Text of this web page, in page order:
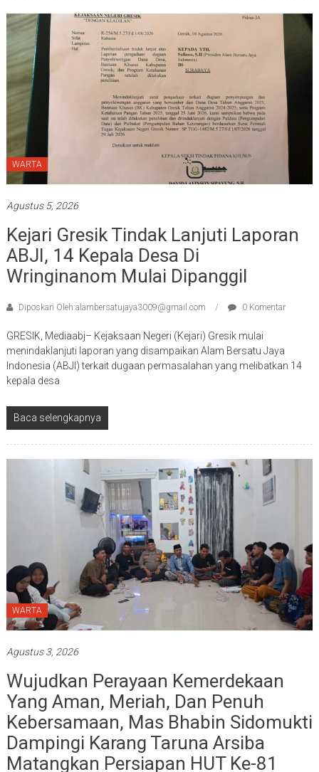
WARTA
Agustus 5, 2026
Kejari Gresik Tindak Lanjuti Laporan
ABJI, 14 Kepala Desa Di
Wringinanom Mulai Dipanggil
Diposkan Oleh:alambersatujaya3009@gmail.com 0 Komentar
GRESIK, Mediaabj– Kejaksaan Negeri (Kejari) Gresik mulai
menindaklanjuti laporan yang disampaikan Alam Bersatu Jaya
Indonesia (ABJI) terkait dugaan permasalahan yang melibatkan 14
kepala desa
Baca selengkapnya
WARTA
Agustus 3, 2026
Wujudkan Perayaan Kemerdekaan
Yang Aman, Meriah, Dan Penuh
Kebersamaan, Mas Bhabin Sidomukti
Dampingi Karang Taruna Arsiba
Matangkan Persiapan HUT Ke-81